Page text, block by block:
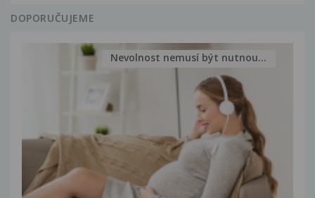
DOPORUČUJEME
Nevolnost nemusí být nutnou...